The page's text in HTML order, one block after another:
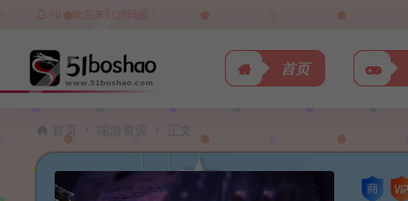
HI，欢迎来到源码屋！
首页
首页 端游资源 正文